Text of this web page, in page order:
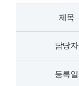
제목
담당자
등록일